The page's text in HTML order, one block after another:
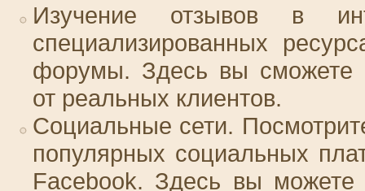
Изучение отзывов в
специализированных
форумы. Здесь вы сможете
от реальных клиентов.
Социальные сети.
популярных социальных
Facebook. Здесь вы можете